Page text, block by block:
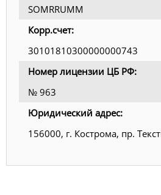
SOMRRUMM
Корр.счет:
30101810300000000743
Номер лицензии ЦБ РФ:
№ 963
Юридический адрес:
156000, г. Кострома, пр.